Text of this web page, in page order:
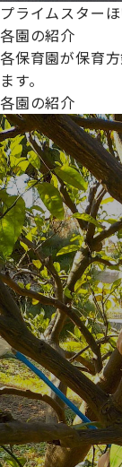
プライムスター
各園の紹介
各保育園が保育
ます。
各園の紹介